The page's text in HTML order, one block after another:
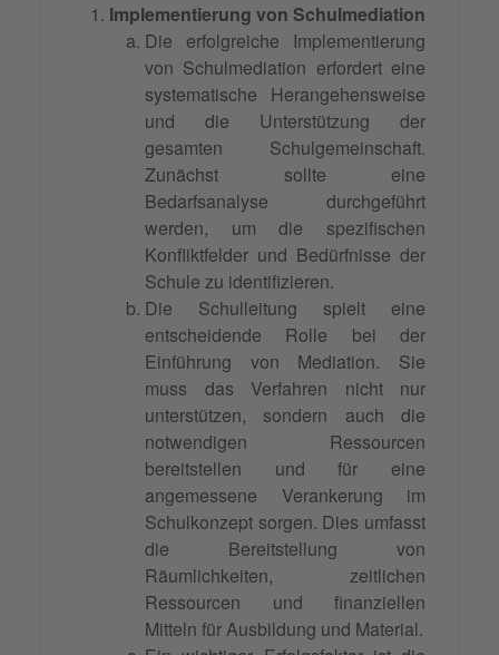
Implementierung von Schulmediation
Die erfolgreiche Implementierung
von Schulmediation erfordert eine
systematische Herangehensweise
und die Unterstützung der
gesamten Schulgemeinschaft.
Zunächst sollte eine
Bedarfsanalyse durchgeführt
werden, um die spezifischen
Konfliktfelder und Bedürfnisse der
Schule zu identifizieren.
Die Schulleitung spielt eine
entscheidende Rolle bei der
Einführung von Mediation. Sie
muss das Verfahren nicht nur
unterstützen, sondern auch die
notwendigen Ressourcen
bereitstellen und für eine
angemessene Verankerung im
Schulkonzept sorgen. Dies umfasst
die Bereitstellung von
Räumlichkeiten, zeitlichen
Ressourcen und finanziellen
Mitteln für Ausbildung und Material.